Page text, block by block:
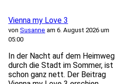
Vienna my Love 3
von Susanne am 6. August 2026 um
05:00
In der Nacht auf dem Heimweg
durch die Stadt im Sommer, ist
schon ganz nett. Der Beitrag